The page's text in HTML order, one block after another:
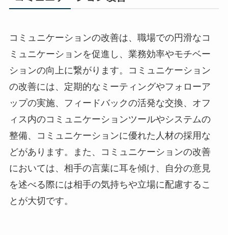
コミュニケーションの改善は、職場での円滑なコ
ミュニケーションを促進し、業務効率やモチベー
ションの向上に繋がります。コミュニケーション
の改善には、定期的なミーティングやフォローア
ップの実施、フィードバックの活発な交換、オフ
ィス内のコミュニケーションツールやシステムの
整備、コミュニケーションに優れた人材の採用な
どがあります。また、コミュニケーションの改善
においては、相手の言葉に耳を傾け、自分の意見
を述べる際には相手の気持ちや立場に配慮するこ
とが大切です。